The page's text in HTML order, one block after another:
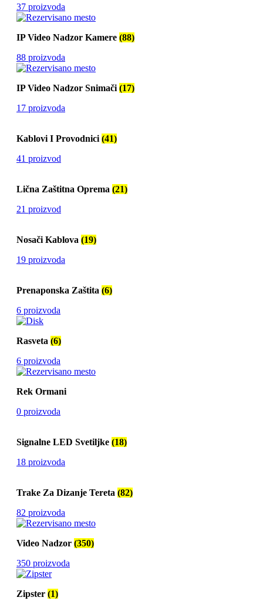
37 proizvoda
IP Video Nadzor Kamere (88)
88 proizvoda
IP Video Nadzor Snimači (17)
17 proizvoda
Kablovi I Provodnici (41)
41 proizvod
Lična Zaštitna Oprema (21)
21 proizvod
Nosači Kablova (19)
19 proizvoda
Prenaponska Zaštita (6)
6 proizvoda
Rasveta (6)
6 proizvoda
Rek Ormani
0 proizvoda
Signalne LED Svetiljke (18)
18 proizvoda
Trake Za Dizanje Tereta (82)
82 proizvoda
Video Nadzor (350)
350 proizvoda
Zipster (1)